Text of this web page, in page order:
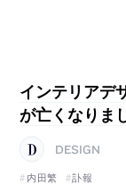
インテリアデ
が亡くなりま
DESIGN
内田繁
訃報